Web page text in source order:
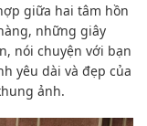
giữa hai tâm hồn
những giây
nói chuyện với bạn
yêu dài và đẹp của
ảnh.